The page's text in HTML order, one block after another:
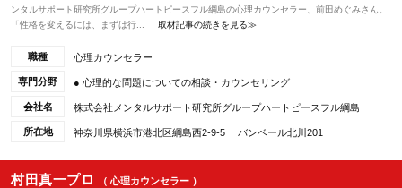
ンタルサポート研究所グループハートピースフル綱島の心理カウンセラー、前田めぐみさん。
「性格を変えるには、まずは行...
取材記事の続きを見る≫
職種 心理カウンセラー
専門分野 ● 心理的な問題についての相談・カウンセリング
会社名 株式会社メンタルサポート研究所グループハートピースフル綱島
所在地 神奈川県横浜市港北区綱島西2-9-5 バンベール北川201
村田真一プロ
（ 心理カウンセラー ）